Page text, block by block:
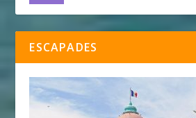
ESCAPADES